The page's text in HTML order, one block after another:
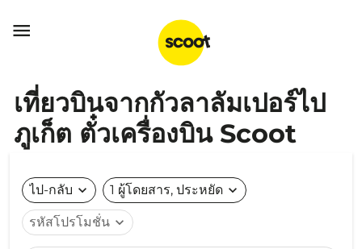

เที่ยวบินจากกัวลาลัมเปอร์ไป
ภูเก็ต ตั๋วเครื่องบิน Scoot
ไป-กลับ expand_more 1 ผู้โดยสาร, ประหยัด expand_more
รหัสโปรโมชั่น expand_more